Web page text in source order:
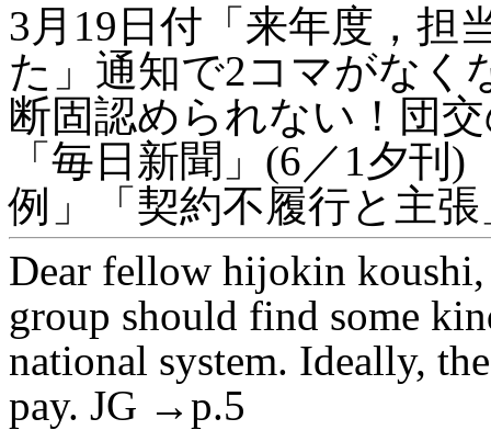
3月19日付「来年度，担
た」通知で2コマがなく
断固認められない！団
「毎日新聞」(6／1夕刊
例」「契約不履行と主
Dear fellow hijokin
group should find some
national system. Ideally,
pay. JG →p.5